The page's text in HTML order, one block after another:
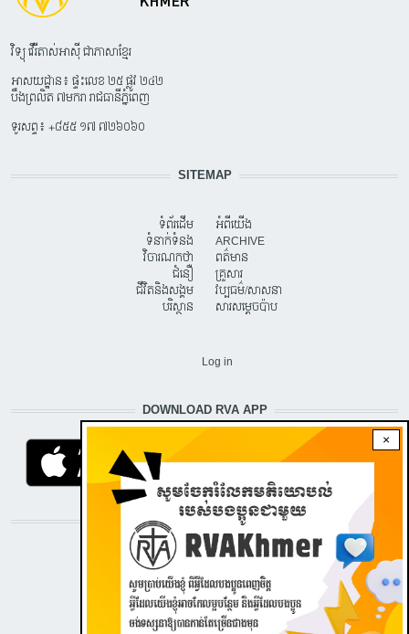
×
វិទ្យុ វើរីតាស់អាស៊ី ជាភាសាខ្មែរ
អាសយដ្ឋាន៖ ផ្ទះលេខ ២៥ ផ្លូវ ២៤២
បឹងព្រលិត ៧មករា រាជធានីភ្នំពេញ
ទូរសព្ទ៖ +៨៥៥ ១៧ ៧២៦០៦០
SITEMAP
ទំព័រដើម
ទំនាក់ទំនង
វិចារណកថា
ជំនឿ
ជីវិតនិងសង្គម
បរិស្ថាន
អំពីយើង
ARCHIVE
ពត៌មាន
គ្រួសារ
វប្បធម៌/សាសនា
សារសម្តេចប៉ាប
Log in
DOWNLOAD RVA APP
STAY CONNECTED WITH US!